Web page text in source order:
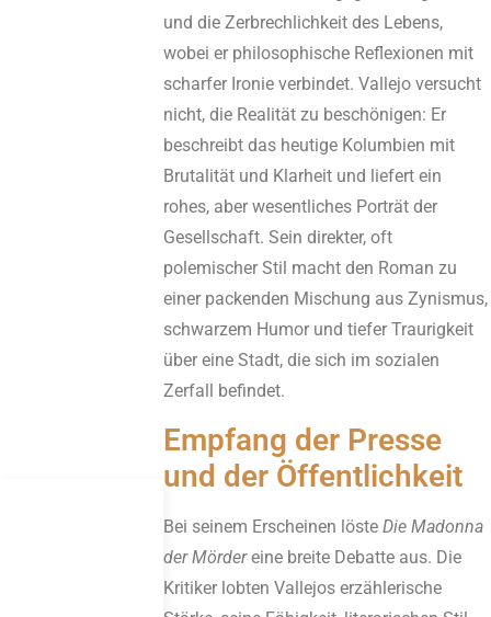
und die Zerbrechlichkeit des Lebens,
wobei er philosophische Reflexionen mit
scharfer Ironie verbindet. Vallejo versucht
nicht, die Realität zu beschönigen: Er
beschreibt das heutige Kolumbien mit
Brutalität und Klarheit und liefert ein
rohes, aber wesentliches Porträt der
Gesellschaft. Sein direkter, oft
polemischer Stil macht den Roman zu
einer packenden Mischung aus Zynismus,
schwarzem Humor und tiefer Traurigkeit
über eine Stadt, die sich im sozialen
Zerfall befindet.
Empfang der Presse
und der Öffentlichkeit
Bei seinem Erscheinen lösteDie Madonna
der Mördereine breite Debatte aus. Die
Kritiker lobten Vallejos erzählerische